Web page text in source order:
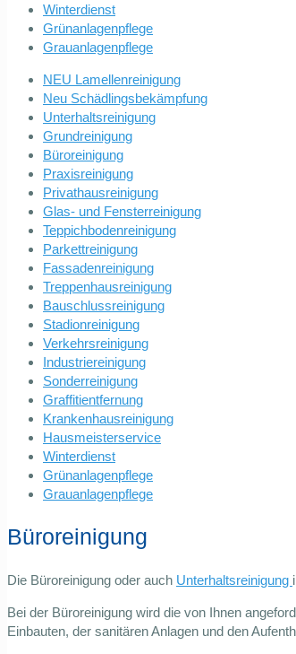
Winterdienst
Grünanlagenpflege
Grauanlagenpflege
NEU Lamellenreinigung
Neu Schädlingsbekämpfung
Unterhaltsreinigung
Grundreinigung
Büroreinigung
Praxisreinigung
Privathausreinigung
Glas- und Fensterreinigung
Teppichbodenreinigung
Parkettreinigung
Fassadenreinigung
Treppenhausreinigung
Bauschlussreinigung
Stadionreinigung
Verkehrsreinigung
Industriereinigung
Sonderreinigung
Graffitientfernung
Krankenhausreinigung
Hausmeisterservice
Winterdienst
Grünanlagenpflege
Grauanlagenpflege
Büroreinigung
Die Büroreinigung oder auch Unterhaltsreinigung
Bei der Büroreinigung wird die von Ihnen
Einbauten, der sanitären Anlagen und den